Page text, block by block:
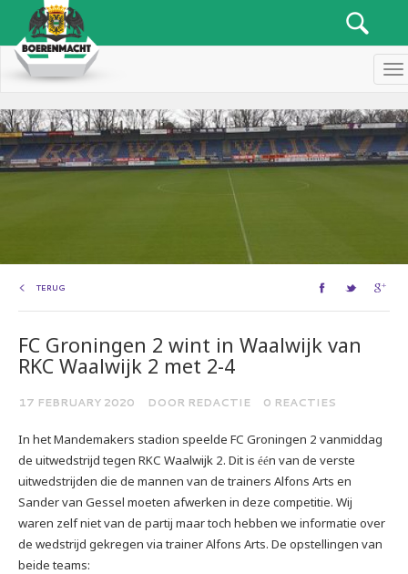
TERUG
FC Groningen 2 wint in Waalwijk van
RKC Waalwijk 2 met 2-4
17 FEBRUARY 2020 DOOR REDACTIE 0 REACTIES
In het Mandemakers stadion speelde FC Groningen 2 vanmiddag
de uitwedstrijd tegen RKC Waalwijk 2. Dit is één van de verste
uitwedstrijden die de mannen van de trainers Alfons Arts en
Sander van Gessel moeten afwerken in deze competitie. Wij
waren zelf niet van de partij maar toch hebben we informatie over
de wedstrijd gekregen via trainer Alfons Arts. De opstellingen van
beide teams: